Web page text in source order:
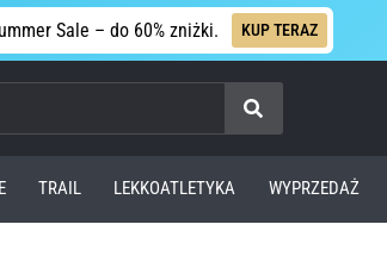
Sale – do 60% zniżki. KUP TERAZ
Szukaj
TRAIL LEKKOATLETYKA WYPRZEDAŻ